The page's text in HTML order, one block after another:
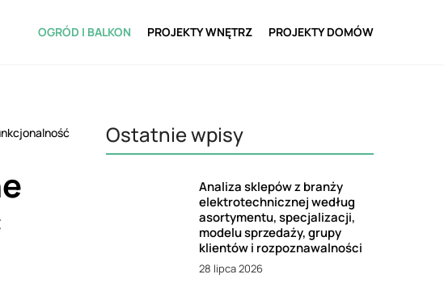
OGRÓD I BALKON PROJEKTY WNĘTRZ PROJEKTY DOMÓW
Ostatnie wpisy
Analiza sklepów z branży
elektrotechnicznej według
asortymentu, specjalizacji,
modelu sprzedaży, grupy
klientów i rozpoznawalności
28 lipca 2026